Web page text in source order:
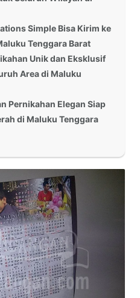
Simple Bisa Kirim ke
Tenggara Barat
Unik dan Eksklusif
Area di Maluku
Pernikahan Elegan Siap
di Maluku Tenggara